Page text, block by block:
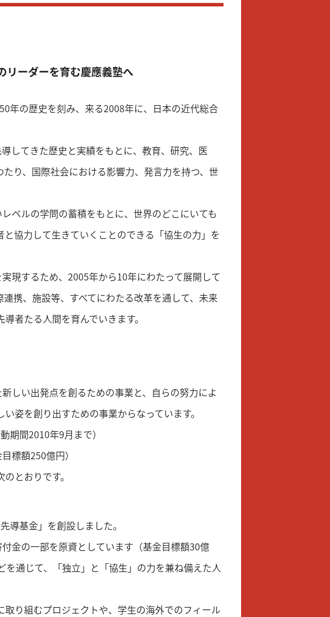
ーダーを育む慶應義塾へ
年の歴史を刻み、来る2008年に、日本の近代総合
してきた歴史と実績をもとに、教育、研究、医
り、国際社会における影響力、発言力を持つ、世
ベルの学問の蓄積をもとに、世界のどこにいても
協力して生きていくことのできる「協生の力」を
現するため、2005年から10年にわたって展開して
携、施設等、すべてにわたる改革を通して、未来
者たる人間を育んでいきます。
しい出発点を創るための事業と、自らの努力によ
姿を創り出すための事業からなっています。
期間2010年9月まで）
標額250億円）
とおりです。
導基金」を創設しました。
金の一部を原資としています（基金目標額30億
通じて、「独立」と「協生」の力を兼ね備えた人
り組むプロジェクトや、学生の海外でのフィール